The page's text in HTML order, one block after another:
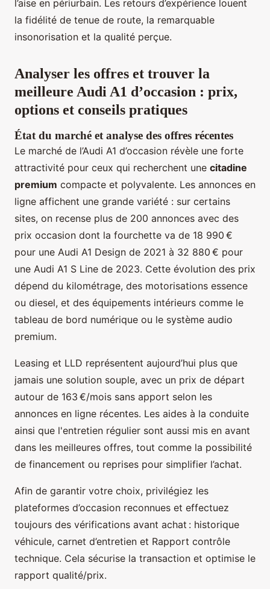
l’aise en périurbain. Les retours d’expérience louent
la fidélité de tenue de route, la remarquable
insonorisation et la qualité perçue.
Analyser les offres et trouver la
meilleure Audi A1 d’occasion : prix,
options et conseils pratiques
État du marché et analyse des offres récentes
Le marché de l’Audi A1 d’occasion révèle une forte
attractivité pour ceux qui recherchent une citadine
premium compacte et polyvalente. Les annonces en
ligne affichent une grande variété : sur certains
sites, on recense plus de 200 annonces avec des
prix occasion dont la fourchette va de 18 990 €
pour une Audi A1 Design de 2021 à 32 880 € pour
une Audi A1 S Line de 2023. Cette évolution des prix
dépend du kilométrage, des motorisations essence
ou diesel, et des équipements intérieurs comme le
tableau de bord numérique ou le système audio
premium.
Leasing et LLD représentent aujourd’hui plus que
jamais une solution souple, avec un prix de départ
autour de 163 €/mois sans apport selon les
annonces en ligne récentes. Les aides à la conduite
ainsi que l'entretien régulier sont aussi mis en avant
dans les meilleures offres, tout comme la possibilité
de financement ou reprises pour simplifier l’achat.
Afin de garantir votre choix, privilégiez les
plateformes d’occasion reconnues et effectuez
toujours des vérifications avant achat : historique
véhicule, carnet d’entretien et Rapport contrôle
technique. Cela sécurise la transaction et optimise le
rapport qualité/prix.